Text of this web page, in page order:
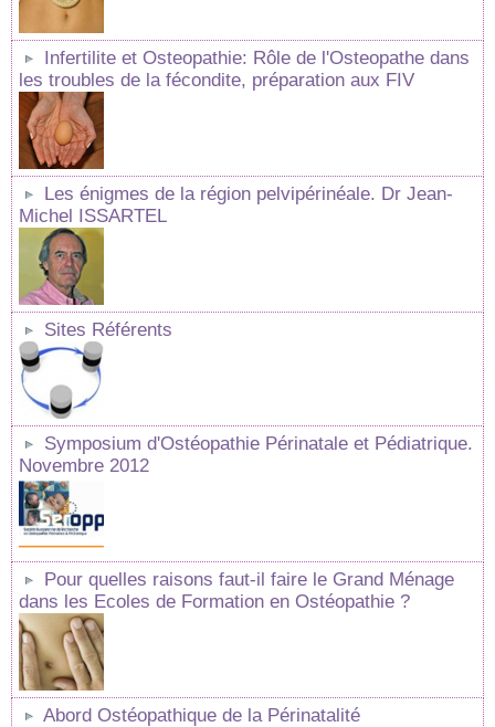
Infertilite et Osteopathie: Rôle de l'Osteopathe dans
les troubles de la fécondite, préparation aux FIV
Les énigmes de la région pelvipérinéale. Dr Jean-
Michel ISSARTEL
Sites Référents
Symposium d'Ostéopathie Périnatale et Pédiatrique.
Novembre 2012
Pour quelles raisons faut-il faire le Grand Ménage
dans les Ecoles de Formation en Ostéopathie ?
Abord Ostéopathique de la Périnatalité